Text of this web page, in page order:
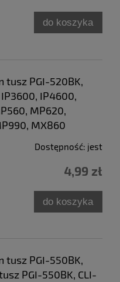
do koszyka
tusz PGI-520BK,
IP3600, IP4600,
MP620,
MX860
Dostępność: jest
4,99 zł
do koszyka
tusz PGI-550BK,
PGI-550BK, CLI-